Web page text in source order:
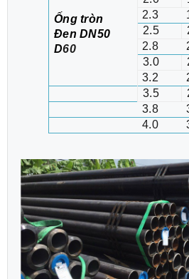
Ống tròn
Đen DN50
D60
2.3
2.5
2.8
3.0
3.2
3.5
3.8
4.0